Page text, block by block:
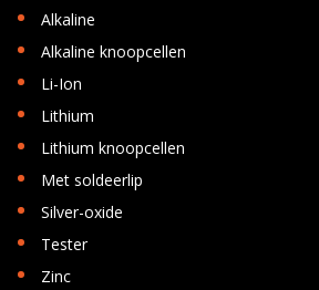
• Alkaline
• Alkaline knoopcellen
• Li-Ion
• Lithium
• Lithium knoopcellen
• Met soldeerlip
• Silver-oxide
• Tester
• Zinc